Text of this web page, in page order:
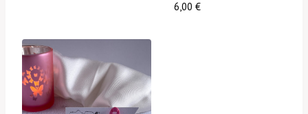
6,00 €